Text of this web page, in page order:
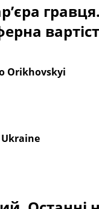
таблиці
Orikhovskyi